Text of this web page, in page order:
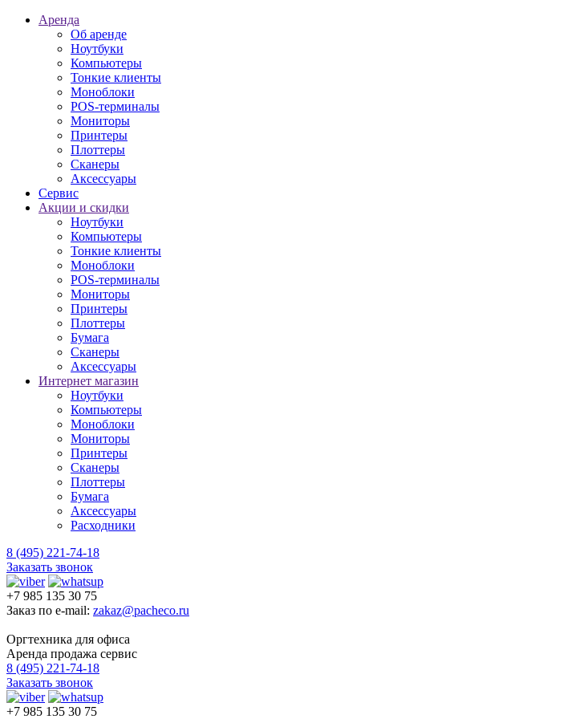
Аренда
Об аренде
Ноутбуки
Компьютеры
Тонкие клиенты
Моноблоки
POS-терминалы
Мониторы
Принтеры
Плоттеры
Сканеры
Аксессуары
Сервис
Акции и скидки
Ноутбуки
Компьютеры
Тонкие клиенты
Моноблоки
POS-терминалы
Мониторы
Принтеры
Плоттеры
Бумага
Сканеры
Аксессуары
Интернет магазин
Ноутбуки
Компьютеры
Моноблоки
Мониторы
Принтеры
Сканеры
Плоттеры
Бумага
Аксессуары
Расходники
8 (495) 221-74-18
Заказать звонок
+7 985 135 30 75
Заказ по e-mail: zakaz@pacheco.ru
Оргтехника для офиса
Аренда продажа сервис
8 (495) 221-74-18
Заказать звонок
+7 985 135 30 75